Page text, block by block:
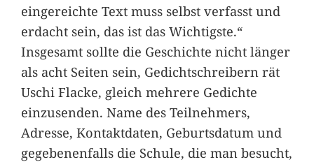
eingereichte Text muss selbst verfasst und
erdacht sein, das ist das Wichtigste.“
Insgesamt sollte die Geschichte nicht länger
als acht Seiten sein, Gedichtschreibern rät
Uschi Flacke, gleich mehrere Gedichte
einzusenden. Name des Teilnehmers,
Adresse, Kontaktdaten, Geburtsdatum und
gegebenenfalls die Schule, die man besucht,